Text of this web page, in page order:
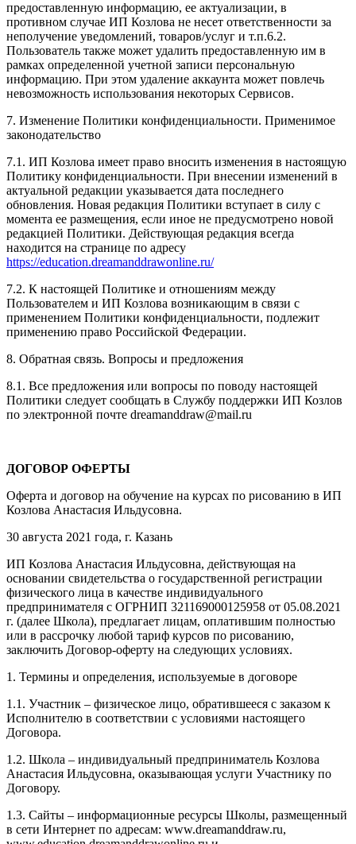
предоставленную информацию, ее актуализации, в
противном случае ИП Козлова не несет ответственности за
неполучение уведомлений, товаров/услуг и т.п.6.2.
Пользователь также может удалить предоставленную им в
рамках определенной учетной записи персональную
информацию. При этом удаление аккаунта может повлечь
невозможность использования некоторых Сервисов.
7. Изменение Политики конфиденциальности. Применимое
законодательство
7.1. ИП Козлова имеет право вносить изменения в настоящую
Политику конфиденциальности. При внесении изменений в
актуальной редакции указывается дата последнего
обновления. Новая редакция Политики вступает в силу с
момента ее размещения, если иное не предусмотрено новой
редакцией Политики. Действующая редакция всегда
находится на странице по адресу
https://education.dreamanddrawonline.ru/
7.2. К настоящей Политике и отношениям между
Пользователем и ИП Козлова возникающим в связи с
применением Политики конфиденциальности, подлежит
применению право Российской Федерации.
8. Обратная связь. Вопросы и предложения
8.1. Все предложения или вопросы по поводу настоящей
Политики следует сообщать в Службу поддержки ИП Козлов
по электронной почте dreamanddraw@mail.ru
ДОГОВОР ОФЕРТЫ
Оферта и договор на обучение на курсах по рисованию в ИП
Козлова Анастасия Ильдусовна.
30 августа 2021 года, г. Казань
ИП Козлова Анастасия Ильдусовна, действующая на
основании свидетельства о государственной регистрации
физического лица в качестве индивидуального
предпринимателя с ОГРНИП 321169000125958 от 05.08.2021
г. (далее Школа), предлагает лицам, оплатившим полностью
или в рассрочку любой тариф курсов по рисованию,
заключить Договор-оферту на следующих условиях.
1. Термины и определения, используемые в договоре
1.1. Участник – физическое лицо, обратившееся с заказом к
Исполнителю в соответствии с условиями настоящего
Договора.
1.2. Школа – индивидуальный предприниматель Козлова
Анастасия Ильдусовна, оказывающая услуги Участнику по
Договору.
1.3. Сайты – информационные ресурсы Школы, размещенный
в сети Интернет по адресам: www.dreamanddraw.ru,